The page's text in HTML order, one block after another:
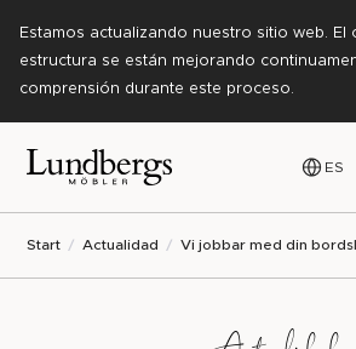
Estamos actualizando nuestro sitio web. El
estructura se están mejorando
comprensión durante este proceso.
ES
Start Actualidad Vi jobbar med din